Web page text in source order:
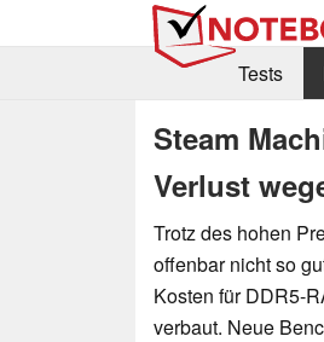
Tests
Steam
Verlust
Trotz des hohen
offenbar nicht so
Kosten für DDR5-
verbaut. Neue